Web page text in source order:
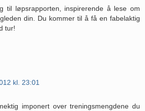
til løpsrapporten, inspirerende å lese om
din. Du kommer til å få en fabelaktig
tur!
kl. 23:01
imponert over treningsmengdene du